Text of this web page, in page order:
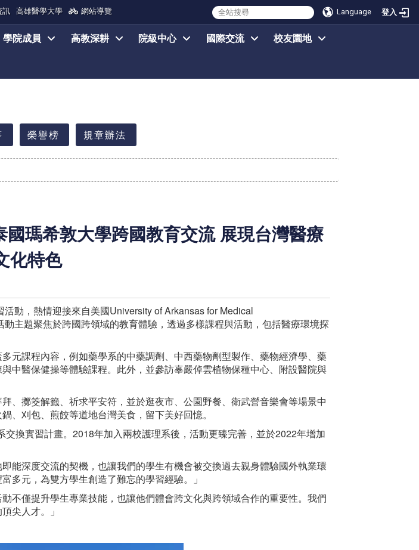
Language 登入
訊 高雄醫學大學 網站導覽
學院成員 高教深耕 院級中心 國際交流
校友園地
榮譽榜 規章辦法
瑪希敦大學跨國教育交流 展現台灣醫療
化特色
動，熱情迎接來自美國University of Arkansas for Medical
主題聚焦於跨國跨領域的教育體驗，透過多樣課程與活動，包括醫療環境探
元課程內容，例如藥學系的中藥調劑、中西藥物劑型製作、藥物經濟學、藥
中醫保健操等體驗課程。此外，並參訪辜嚴倬雲植物保種中心、附設醫院與
、擲筊解籤、祈求平安符，並於逛夜市、公園野餐、衛武營音樂會等場景中
、刈包、煎餃等道地台灣美食，留下美好回憶。
換實習計畫。2018年加入兩校護理系後，活動更臻完善，並於2022年增加
能深度交流的契機，也讓我們的學生有機會被交換過去親身體驗國外執業環
多元，為雙方學生創造了難忘的學習經驗。」
不僅提升學生專業技能，也讓他們體會跨文化與跨領域合作的重要性。我們
尖人才。」